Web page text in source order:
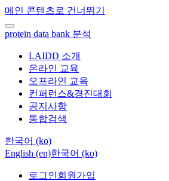
메인 콘텐츠로 건너뛰기
protein data bank 분석
LAIDD 소개
온라인 교육
오프라인 교육
컨퍼런스&경진대회
공지사항
통합검색
한국어 ‎(ko)‎
English ‎(en)‎한국어 ‎(ko)‎
로그인회원가입